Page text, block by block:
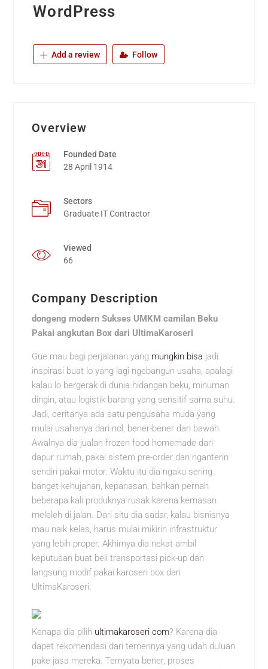
WordPress
Add a review Follow
Overview
Founded Date
28 April 1914
Sectors
Graduate IT Contractor
Viewed
66
Company Description
dongeng modern Sukses UMKM camilan Beku
Pakai angkutan Box dari UltimaKaroseri
Gue mau bagi perjalanan yang mungkin bisa jadi
inspirasi buat lo yang lagi ngebangun usaha, apalagi
kalau lo bergerak di dunia hidangan beku, minuman
dingin, atau logistik barang yang sensitif sama suhu.
Jadi, ceritanya ada satu pengusaha muda yang
mulai usahanya dari nol, bener-bener dari bawah.
Awalnya dia jualan frozen food homemade dari
dapur rumah, pakai sistem pre-order dan nganterin
sendiri pakai motor. Waktu itu dia ngaku sering
banget kehujanan, kepanasan, bahkan pernah
beberapa kali produknya rusak karena kemasan
meleleh di jalan. Dari situ dia sadar, kalau bisnisnya
mau naik kelas, harus mulai mikirin infrastruktur
yang lebih proper. Akhirnya dia nekat ambil
keputusan buat beli transportasi pick-up dan
langsung modif pakai karoseri box dari
UltimaKaroseri.
Kenapa dia pilih ultimakaroseri com? Karena dia
dapet rekomendasi dari temennya yang udah duluan
pake jasa mereka. Ternyata bener, proses